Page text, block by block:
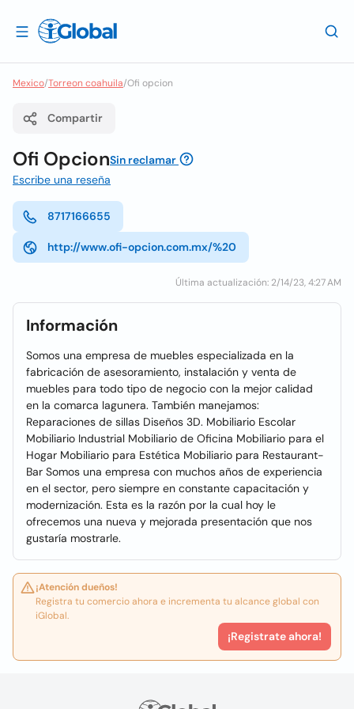
Mexico/Torreon coahuila/Ofi opcion
Compartir
Ofi OpcionSin reclamar
Escribe una reseña
8717166655
http://www.ofi-opcion.com.mx/%20
Última actualización: 2/14/23, 4:27 AM
Información
Somos una empresa de muebles especializada en la
fabricación de asesoramiento, instalación y venta de
muebles para todo tipo de negocio con la mejor calidad
en la comarca lagunera. También manejamos:
Reparaciones de sillas Diseños 3D. Mobiliario Escolar
Mobiliario Industrial Mobiliario de Oficina Mobiliario para el
Hogar Mobiliario para Estética Mobiliario para Restaurant-
Bar Somos una empresa con muchos años de experiencia
en el sector, pero siempre en constante capacitación y
modernización. Esta es la razón por la cual hoy le
ofrecemos una nueva y mejorada presentación que nos
gustaría mostrarle.
¡Atención dueños!
Registra tu comercio ahora e incrementa tu alcance global con
iGlobal.
¡Registrate ahora!